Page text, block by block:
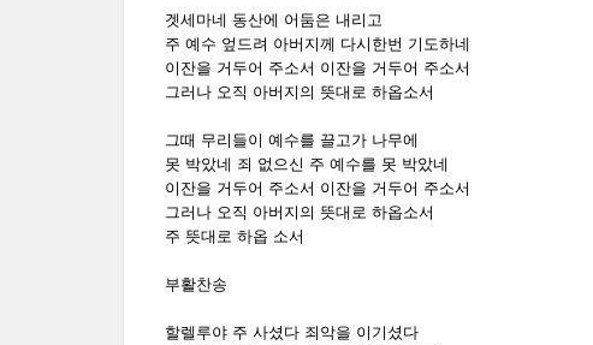
겟세마네 동산에 어둠은 내리고
주 예수 엎드려 아버지께 다시한번 기도하네
이잔을 거두어 주소서 이잔을 거두어 주소서
그러나 오직 아버지의 뜻대로 하옵소서
그때 무리들이 예수를 끌고가 나무에
못 박았네 죄 없으신 주 예수를 못 박았네
이잔을 거두어 주소서 이잔을 거두어 주소서
그러나 오직 아버지의 뜻대로 하옵소서
주 뜻대로 하옵 소서
부활찬송
할렐루야 주 사셨다 죄악을 이기셨다